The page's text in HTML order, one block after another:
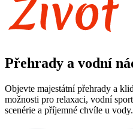
Přehrady a vodní
Objevte majestátní přehrady a
možnosti pro relaxaci, vodní
scenérie a příjemné chvíle u vody.